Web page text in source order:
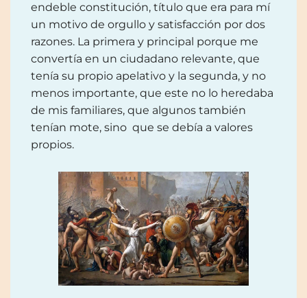
endeble constitución, título que era para mí
un motivo de orgullo y satisfacción por dos
razones. La primera y principal porque me
convertía en un ciudadano relevante, que
tenía su propio apelativo y la segunda, y no
menos importante, que este no lo heredaba
de mis familiares, que algunos también
tenían mote, sino que se debía a valores
propios.